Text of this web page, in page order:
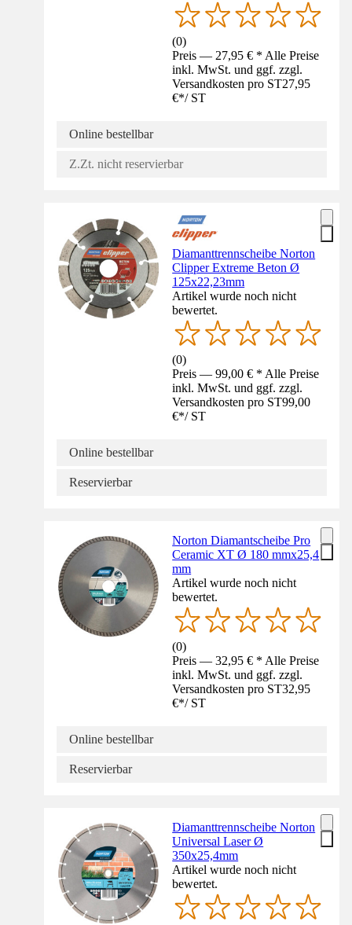
(0)
Preis — 27,95 € * Alle Preise
inkl. MwSt. und ggf. zzgl.
Versandkosten pro ST27,95
€*/ ST
Online bestellbar
Z.Zt. nicht reservierbar
Diamanttrennscheibe Norton
Clipper Extreme Beton Ø
125x22,23mm
Artikel wurde noch nicht
bewertet.
(0)
Preis — 99,00 € * Alle Preise
inkl. MwSt. und ggf. zzgl.
Versandkosten pro ST99,00
€*/ ST
Online bestellbar
Reservierbar
Norton Diamantscheibe Pro
Ceramic XT Ø 180 mmx25,4
mm
Artikel wurde noch nicht
bewertet.
(0)
Preis — 32,95 € * Alle Preise
inkl. MwSt. und ggf. zzgl.
Versandkosten pro ST32,95
€*/ ST
Online bestellbar
Reservierbar
Diamanttrennscheibe Norton
Universal Laser Ø
350x25,4mm
Artikel wurde noch nicht
bewertet.